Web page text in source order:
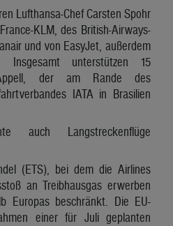
Lufthansa-Chef Carsten Spohr
KLM, des British-Airways-
und von EasyJet, außerdem
Insgesamt unterstützen 15
der am Rande des
IATA in Brasilien
auch Langstreckenflüge
(ETS), bei dem die Airlines
an Treibhausgas erwerben
Europas beschränkt. Die EU-
einer für Juli geplanten